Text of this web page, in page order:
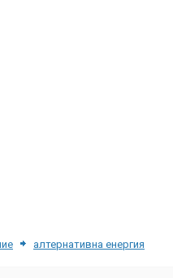
алтернативна енергия